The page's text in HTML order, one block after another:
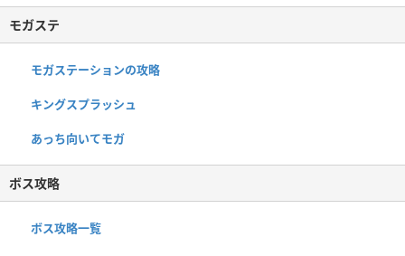
モガステ
モガステーションの攻略
キングスプラッシュ
あっち向いてモガ
ボス攻略
ボス攻略一覧